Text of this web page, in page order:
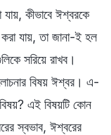
যায়, কীভাবে ঈশ্বরকে
যায়, তা জানা-ই হল
সরিয়ে রাখব।
বিষয় ঈশ্বর। এ-
এই বিষয়টি কোন
স্বভাব, ঈশ্বরের